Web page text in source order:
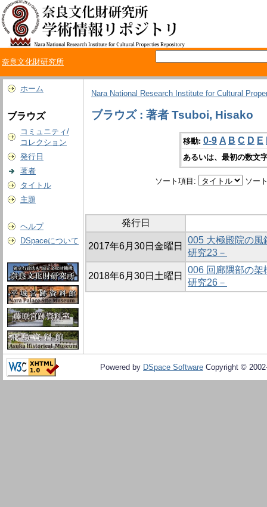
奈良文化財研究所
ホーム
ブラウズ
コミュニティ/
コレクション
発行日
著者
タイトル
主題
ヘルプ
DSpaceについて
Nara National Research Institute for Cultural
ブラウズ : 著者 Tsuboi, Hisako
移動: 0-9 A B C D E
あるいは、最初の数文
ソート項目: ソー
発行日
2017年6月30日金曜日
005 大極殿院の風
研究23－
2018年6月30日土曜日
006 回廊隅部の
研究26－
Powered by DSpace Software Copyright ©